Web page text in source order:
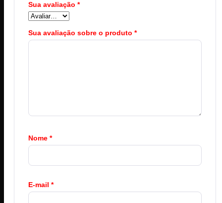
Sua avaliação *
Sua avaliação sobre o produto *
Nome *
E-mail *